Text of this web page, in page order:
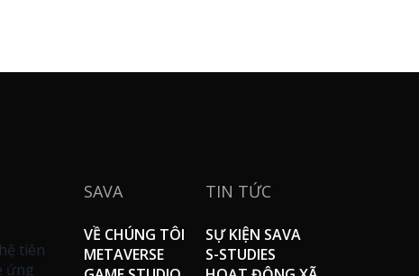
tiên
ứng
SAVA
VỀ CHÚNG TÔI
METAVERSE
TIN TỨC
SỰ KIỆN SAVA
S-STUDIES